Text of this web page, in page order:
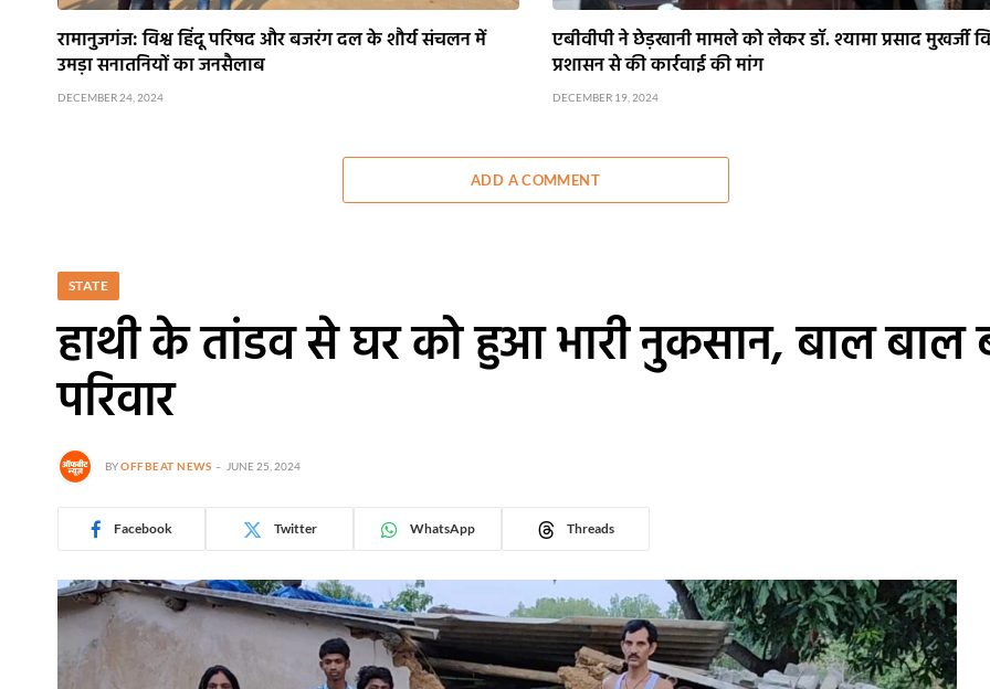
रामानुजगंज: विश्व हिंदू परिषद और बजरंग दल के शौर्य संचलन में
उमड़ा सनातनियों का जनसैलाब
DECEMBER 24, 2024
एबीवीपी ने छेड़खानी मामले को लेकर डॉ. श्यामा प्रसाद मुखर्जी
प्रशासन से की कार्रवाई की मांग
DECEMBER 19, 2024
ADD A COMMENT
STATE
हाथी के तांडव से घर को हुआ भारी नुकसान, बाल बाल
परिवार
BYOFFBEAT NEWS JUNE 25, 2024
Facebook Twitter WhatsApp Threads